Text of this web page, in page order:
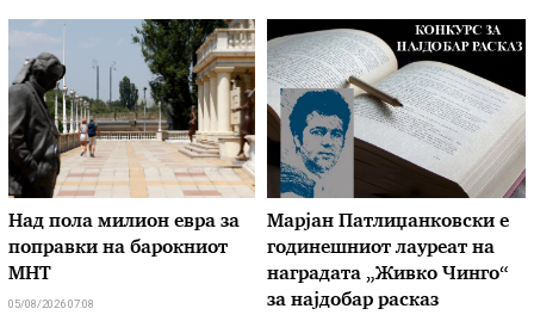
Над пола милион евра за
поправки на барокниот
МНТ
05/08/2026 07:08
Марјан Патлиџанковски е
годинешниот лауреат на
наградата „Живко Чинго“
за најдобар расказ